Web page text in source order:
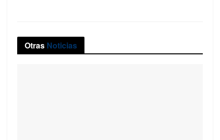
Otras Noticias